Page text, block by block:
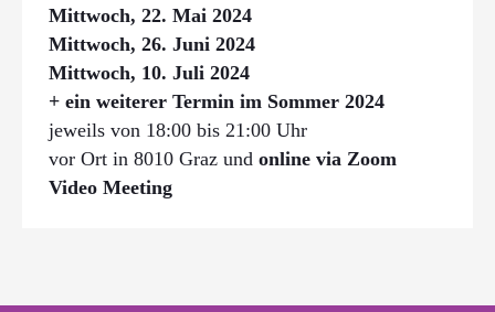
Mittwoch, 22. Mai 2024
Mittwoch, 26. Juni 2024
Mittwoch, 10. Juli 2024
+ ein weiterer Termin im Sommer 2024
jeweils von 18:00 bis 21:00 Uhr
vor Ort in 8010 Graz und online via Zoom
Video Meeting